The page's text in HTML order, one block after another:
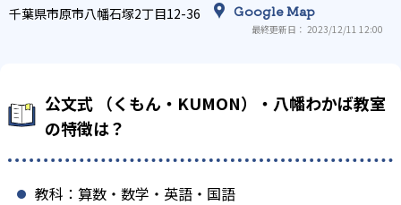
千葉県市原市八幡石塚2丁目12-36 Google Map
最終更新日： 2023/12/11 12:00
公文式 （くもん・KUMON）・八幡わかば教室
の特徴は？
教科：算数・数学・英語・国語